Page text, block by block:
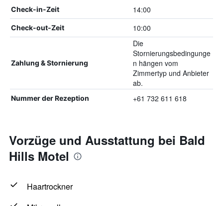
Check-in-Zeit 14:00
Check-out-Zeit 10:00
Zahlung & Stornierung
Die
Stornierungsbedingunge
n hängen vom
Zimmertyp und Anbieter
ab.
Nummer der Rezeption +61 732 611 618
Vorzüge und Ausstattung bei Bald
Hills Motel
Haartrockner